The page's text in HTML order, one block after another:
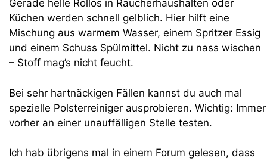
Gerade helle Rollos in Raucherhaushalten oder
Küchen werden schnell gelblich. Hier hilft eine
Mischung aus warmem Wasser, einem Spritzer Essig
und einem Schuss Spülmittel. Nicht zu nass wischen
– Stoff mag’s nicht feucht.
Bei sehr hartnäckigen Fällen kannst du auch mal
spezielle Polsterreiniger ausprobieren. Wichtig: Immer
vorher an einer unauffälligen Stelle testen.
Ich hab übrigens mal in einem Forum gelesen, dass